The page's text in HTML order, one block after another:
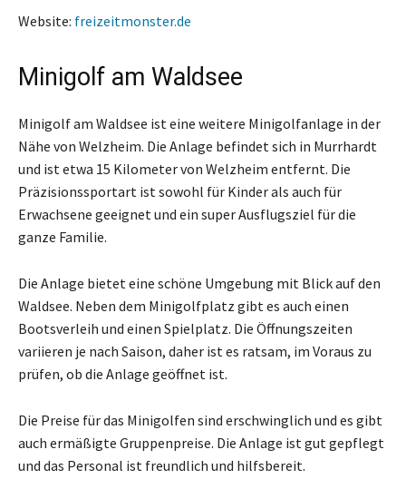
Website: freizeitmonster.de
Minigolf am Waldsee
Minigolf am Waldsee ist eine weitere Minigolfanlage in der
Nähe von Welzheim. Die Anlage befindet sich in Murrhardt
und ist etwa 15 Kilometer von Welzheim entfernt. Die
Präzisionssportart ist sowohl für Kinder als auch für
Erwachsene geeignet und ein super Ausflugsziel für die
ganze Familie.
Die Anlage bietet eine schöne Umgebung mit Blick auf den
Waldsee. Neben dem Minigolfplatz gibt es auch einen
Bootsverleih und einen Spielplatz. Die Öffnungszeiten
variieren je nach Saison, daher ist es ratsam, im Voraus zu
prüfen, ob die Anlage geöffnet ist.
Die Preise für das Minigolfen sind erschwinglich und es gibt
auch ermäßigte Gruppenpreise. Die Anlage ist gut gepflegt
und das Personal ist freundlich und hilfsbereit.